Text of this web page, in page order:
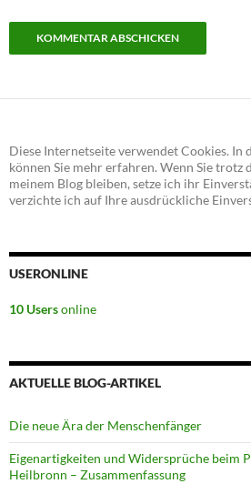
Diese Internetseite verwendet Cookies. In
können Sie mehr erfahren. Wenn Sie trotz
meinem Blog bleiben, setze ich ihr
verzichte ich auf Ihre ausdrückliche
USERONLINE
10 Usersonline
AKTUELLE BLOG-ARTIKEL
Die neue Ära der Menschenfänger
Eigenartigkeiten und Widersprüche beim
Heilbronn – Zusammenfassung